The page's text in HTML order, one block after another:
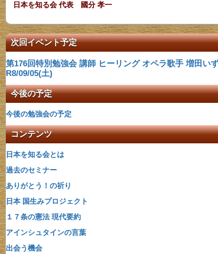
日本を知る会 代表 國分 孝一
次回イベント予定
第176回特別勉強会 講師​ ヒーリング オペラ歌手 増田い
R8/09/05(土)
今後の予定
今後の勉強会の予定
コンテンツ
日本を知る会とは
過去のセミナー
ありがとう！の祈り
日本 国生みプロジェクト
１７条の憲法 現代要約
アインシュタインの言葉
出会う機会